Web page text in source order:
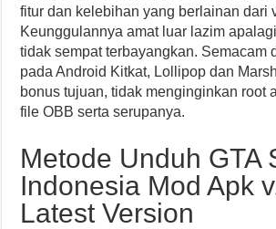
fitur dan kelebihan yang berlainan dari
Keunggulannya amat luar lazim
tidak sempat terbayangkan. Semacam
pada Android Kitkat, Lollipop dan
bonus tujuan, tidak menginginkan root
file OBB serta serupanya.
Metode Unduh GTA
Indonesia Mod Apk
Latest Version